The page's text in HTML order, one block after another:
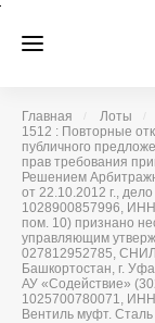
Главная
Лоты
1512 : Повторные
публичного
прав требования
Решением
от 22.10.2012 г.,
1028900857996, ИНН
пом. 10) признано
управляющим
027812952785,
Башкортостан, г.
АУ «Содействие»
1025700780071,
Вентиль муфт.